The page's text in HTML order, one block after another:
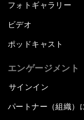
フォトギャラリー
ビデオ
ポッドキャスト
エンゲージメント
サインイン
パートナー（組織）